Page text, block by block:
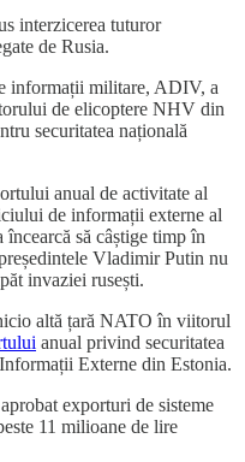
interzicerea tuturor
de Rusia.
informații militare, ADIV, a
de elicoptere NHV din
securitatea națională
anual de activitate al
de informații externe al
să câștige timp în
Vladimir Putin nu
invaziei rusești.
altă țară NATO în viitorul
anual privind securitatea
Externe din Estonia.
exporturi de sisteme
11 milioane de lire